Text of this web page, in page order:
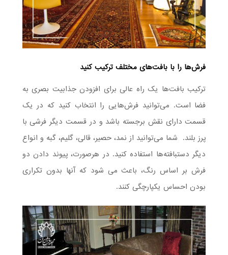
فرش‌ها را با بافت‌های مختلف ترکیب کنید
ترکیب بافت‌ها یک راه عالی برای افزودن جذابیت بصری به
فضا است. می‌توانید فرش‌هایی را انتخاب کنید که در یک
قسمت دارای نقش برجسته باشد و در قسمت دیگر فرشی با
پرز بلند. شما می‌توانید از نمد، حصیر، قالی، گلیم، گبه و انواع
دیگر دستبافته‌ها استفاده کنید. در هرصورت، پیوند دادن دو
فرش بر اساس رنگ، باعث می شود که آنها بدون تکراری
بودن احساس یکپارچگی کنند.